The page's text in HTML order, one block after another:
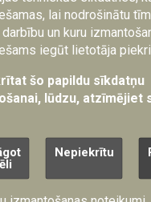
rezerves karavīra
rezerves karavīru
iespējām, apmācīto un
skaitam valsts
jāsasniedz 6000.
katram periodam
aizsardzībaskoncepcijas.
2016. gadā,
vēl būs jāskata
lai nodrošinātu
un kuru
iegūt lietotāja
šo papildu sīkdatņu
lūdzu, atzīmējiet
Nepiekrītu